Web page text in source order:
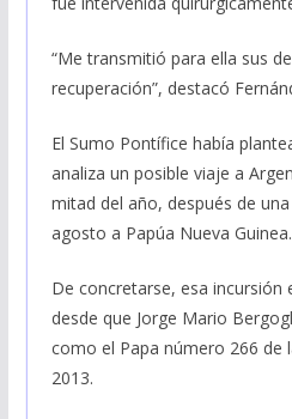
“Me transmitió para ella sus
recuperación”, destacó
El Sumo Pontífice había
analiza un posible viaje a
mitad del año, después de
agosto a Papúa Nueva Guinea.
De concretarse, esa incursión
desde que Jorge Mario
como el Papa número 266 de
2013.